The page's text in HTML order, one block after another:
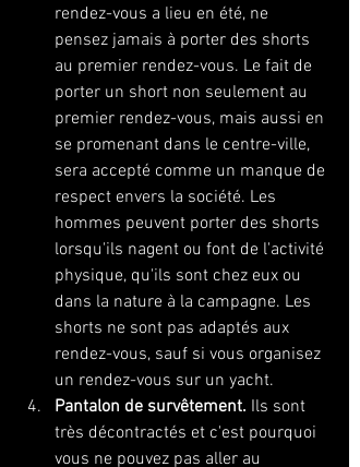
rendez-vous a lieu en été, ne
pensez jamais à porter des shorts
au premier rendez-vous. Le fait de
porter un short non seulement au
premier rendez-vous, mais aussi en
se promenant dans le centre-ville,
sera accepté comme un manque de
respect envers la société. Les
hommes peuvent porter des shorts
lorsqu'ils nagent ou font de l'activité
physique, qu'ils sont chez eux ou
dans la nature à la campagne. Les
shorts ne sont pas adaptés aux
rendez-vous, sauf si vous organisez
un rendez-vous sur un yacht.
Pantalon de survêtement. Ils sont
très décontractés et c'est pourquoi
vous ne pouvez pas aller au